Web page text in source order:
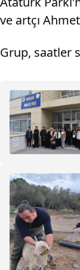
ve artçı
Grup, saatler